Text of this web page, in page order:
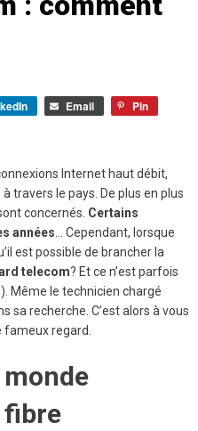
Email
Pin
Internet haut débit,
travers le pays. De plus en plus
concernés. Certains
années… Cependant, lorsque
est possible de brancher la
telecom? Et ce n’est parfois
Même le technicien chargé
sa recherche. C’est alors à vous
fameux regard.
fibre